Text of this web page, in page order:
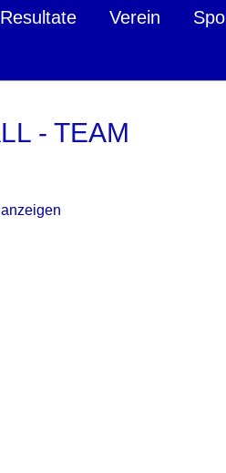
Resultate Verein
- TEAM